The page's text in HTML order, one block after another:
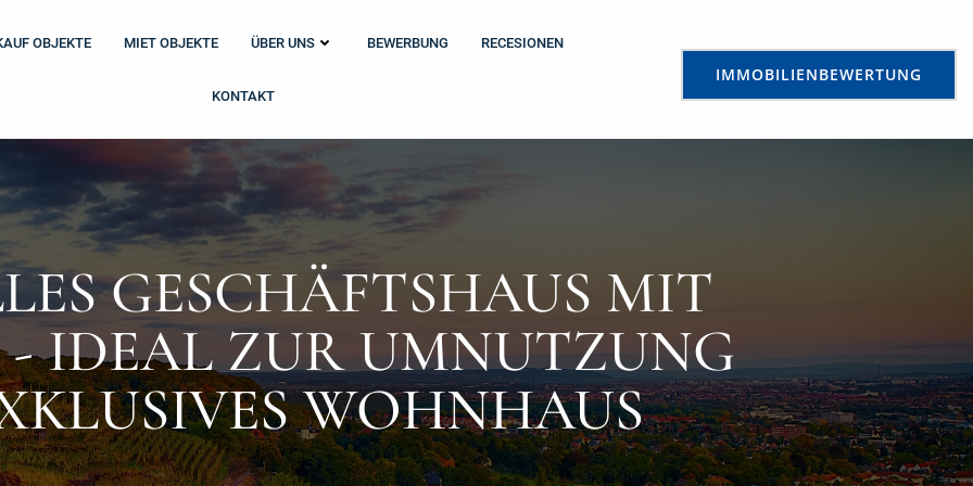
OBJEKTE MIET OBJEKTE ÜBER UNS BEWERBUNG RECESIONEN
KONTAKT
IMMOBILIENBEWERTUNG
GESCHÄFTSHAUS MIT
IDEAL ZUR UMNUTZUNG
WOHNHAUS